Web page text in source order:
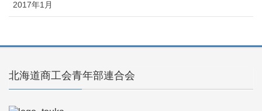
2017年1月
北海道商工会青年部連合会